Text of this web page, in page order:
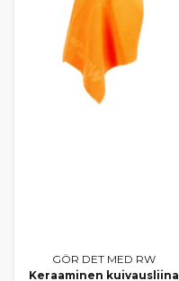
GÖR DET MED RW
Keraaminen kuivausliina